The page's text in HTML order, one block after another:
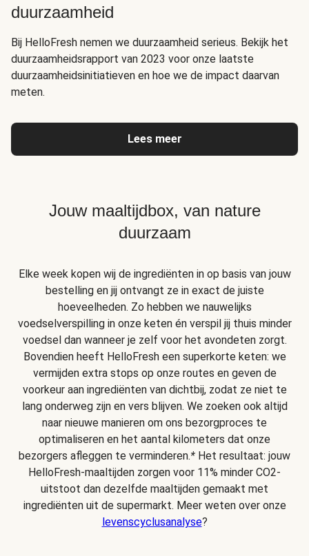
duurzaamheid
Bij HelloFresh nemen we duurzaamheid serieus. Bekijk het
duurzaamheidsrapport van 2023 voor onze laatste
duurzaamheidsinitiatieven en hoe we de impact daarvan
meten.
Lees meer
Jouw maaltijdbox, van nature
duurzaam
Elke week kopen wij de ingrediënten in op basis van jouw
bestelling en jij ontvangt ze in exact de juiste
hoeveelheden. Zo hebben we nauwelijks
voedselverspilling in onze keten én verspil jij thuis minder
voedsel dan wanneer je zelf voor het avondeten zorgt.
Bovendien heeft HelloFresh een superkorte keten: we
vermijden extra stops op onze routes en geven de
voorkeur aan ingrediënten van dichtbij, zodat ze niet te
lang onderweg zijn en vers blijven. We zoeken ook altijd
naar nieuwe manieren om ons bezorgproces te
optimaliseren en het aantal kilometers dat onze
bezorgers afleggen te verminderen.* Het resultaat: jouw
HelloFresh-maaltijden zorgen voor 11% minder CO2-
uitstoot dan dezelfde maaltijden gemaakt met
ingrediënten uit de supermarkt. Meer weten over onze
levenscyclusanalyse?